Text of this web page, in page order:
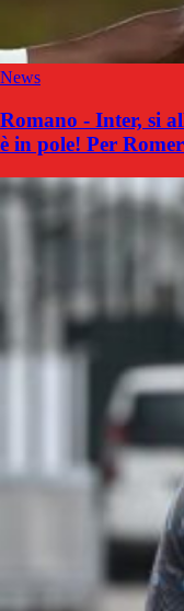
News
Romano - Inter, si
è in pole! Per